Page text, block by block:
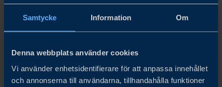
Samtycke Information Om
Denna webbplats använder cookies
Vi använder enhetsidentifierare för att anpassa innehållet
och annonserna till användarna, tillhandahålla funktioner
har ett blomstrande ekosystem av aktörer där nya
plattformar möjliggör innovation som bygger på
Värd: Kristoffer Schjött-Quist